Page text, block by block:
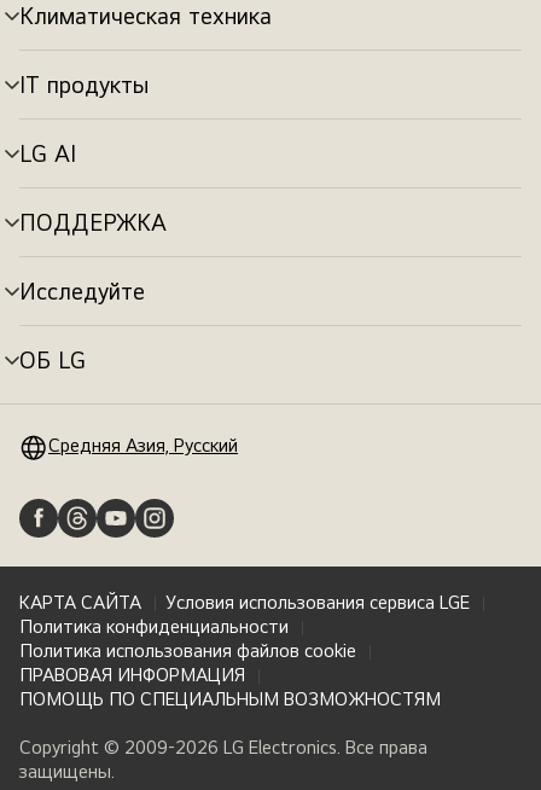
Климатическая техника
Переключатель
меню
IT продукты
Переключатель
меню
LG AI
Переключатель
меню
ПОДДЕРЖКА
Переключатель
меню
Исследуйте
Переключатель
меню
ОБ LG
Переключатель
Средняя Азия, Русский
КАРТА САЙТА
Условия использования сервиса LGE
Политика конфиденциальности
Политика использования файлов cookie
ПРАВОВАЯ ИНФОРМАЦИЯ
ПОМОЩЬ ПО СПЕЦИАЛЬНЫМ ВОЗМОЖНОСТЯМ
Copyright © 2009-2026 LG Electronics. Все права
защищены.